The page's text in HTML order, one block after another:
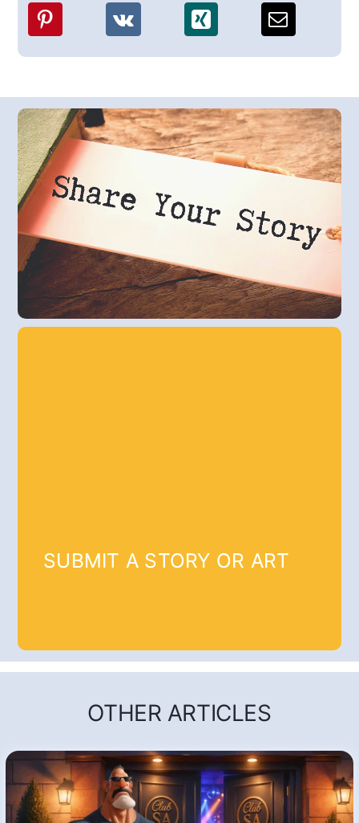
SUBMIT A STORY OR ART
OTHER ARTICLES